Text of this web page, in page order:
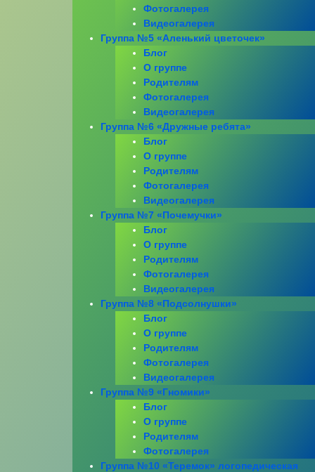
Фотогалерея
Видеогалерея
Группа №5 «Аленький цветочек»
Блог
О группе
Родителям
Фотогалерея
Видеогалерея
Группа №6 «Дружные ребята»
Блог
О группе
Родителям
Фотогалерея
Видеогалерея
Группа №7 «Почемучки»
Блог
О группе
Родителям
Фотогалерея
Видеогалерея
Группа №8 «Подсолнушки»
Блог
О группе
Родителям
Фотогалерея
Видеогалерея
Группа №9 «Гномики»
Блог
О группе
Родителям
Фотогалерея
Группа №10 «Теремок» логопедическая